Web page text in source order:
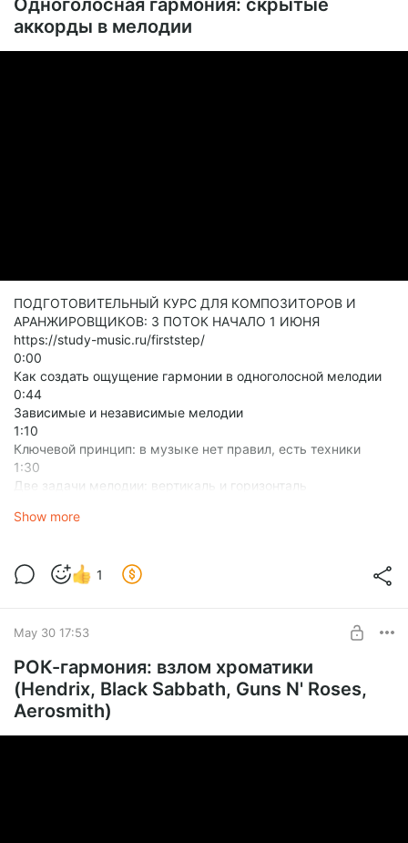
Одноголосная гармония: скрытые
аккорды в мелодии
ПОДГОТОВИТЕЛЬНЫЙ КУРС ДЛЯ КОМПОЗИТОРОВ И
АРАНЖИРОВЩИКОВ: 3 ПОТОК НАЧАЛО 1 ИЮНЯ
https://study-music.ru/firststep/
0:00
Как создать ощущение гармонии в одноголосной мелодии
0:44
Зависимые и независимые мелодии
1:10
Ключевой принцип: в музыке нет правил, есть техники
1:30
Две задачи мелодии: вертикаль и горизонталь
Show more
1
May 30 17:53
РОК-гармония: взлом хроматики
(Hendrix, Black Sabbath, Guns N' Roses,
Aerosmith)